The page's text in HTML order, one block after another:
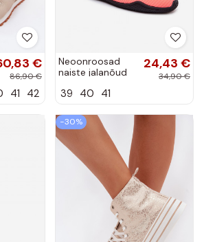
€
86,90 €
41 42
Neoonroosad
naiste jalanõud
26-48-125L
24,43 €
34,90 €
39 40 41
−30%